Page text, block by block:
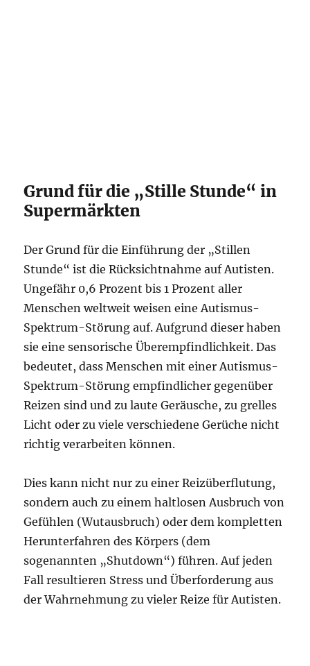
Grund für die „Stille Stunde“ in
Supermärkten
Der Grund für die Einführung der „Stillen
Stunde“ ist die Rücksichtnahme auf Autisten.
Ungefähr 0,6 Prozent bis 1 Prozent aller
Menschen weltweit weisen eine Autismus-
Spektrum-Störung auf. Aufgrund dieser haben
sie eine sensorische Überempfindlichkeit. Das
bedeutet, dass Menschen mit einer Autismus-
Spektrum-Störung empfindlicher gegenüber
Reizen sind und zu laute Geräusche, zu grelles
Licht oder zu viele verschiedene Gerüche nicht
richtig verarbeiten können.
Dies kann nicht nur zu einer Reizüberflutung,
sondern auch zu einem haltlosen Ausbruch von
Gefühlen (Wutausbruch) oder dem kompletten
Herunterfahren des Körpers (dem
sogenannten „Shutdown“) führen. Auf jeden
Fall resultieren Stress und Überforderung aus
der Wahrnehmung zu vieler Reize für Autisten.